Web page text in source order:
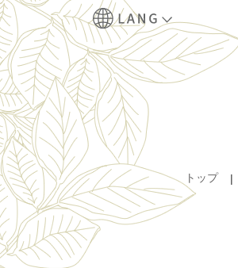
トップ